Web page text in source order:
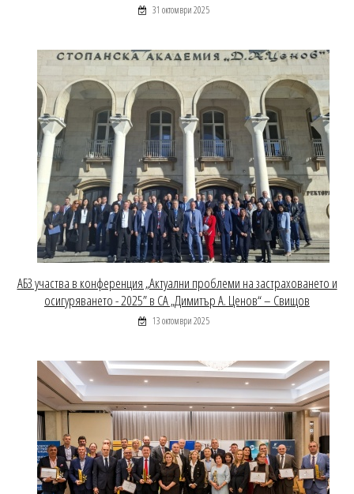
31 октомври 2025
АБЗ участва в конференция „Актуални проблеми на застраховането и
осигуряването - 2025” в СА „Димитър А. Ценов“ – Свищов
13 октомври 2025